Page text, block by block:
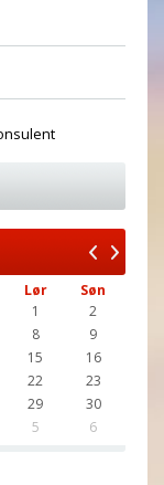
Lør
Søn
1
2
8
9
15
16
22
23
29
30
5 6